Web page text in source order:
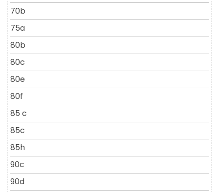
70b
75a
80b
80c
80e
80f
85 c
85c
85h
90c
90d